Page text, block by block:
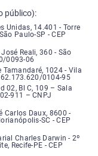
público):
das Nações Unidas,
Unidas, 14.401 - Torre
Paulo-SP - CEP
Doutor Heitor José
Reali, 360 - São
0093-06
Tamandaré,
1024 - Vila
62.173.620/0104-95
Norte, sem
02, Bl C, 109 – Sala
911 – CNPJ
José Carlos, número
Carlos Daux, 8600 -
SC - CEP
Charles Darwin,
Charles Darwin - 2º
Recife-PE - CEP